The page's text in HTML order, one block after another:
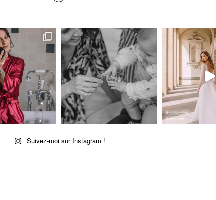
Suivez-moi sur Instagram !